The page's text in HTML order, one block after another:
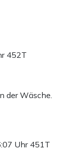
452T
der Wäsche.
Uhr 451T